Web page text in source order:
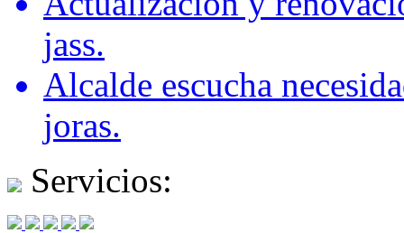
jass.
Alcalde escucha
joras.
Servicios: